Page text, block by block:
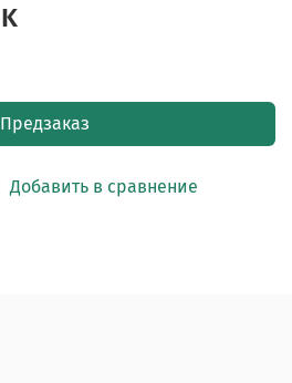
Добавить в сравнение
Предзаказ